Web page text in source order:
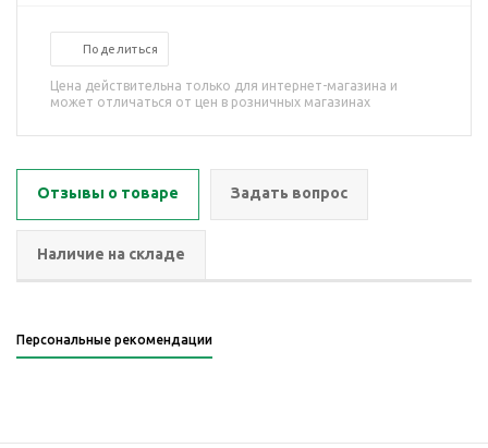
Поделиться
Цена действительна только для интернет-магазина и
может отличаться от цен в розничных магазинах
Отзывы о товаре Задать вопрос
Наличие на складе
Персональные рекомендации